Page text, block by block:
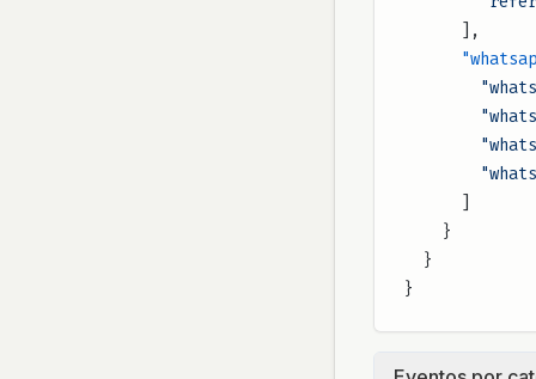
      ],
      ]
    }
  }
}